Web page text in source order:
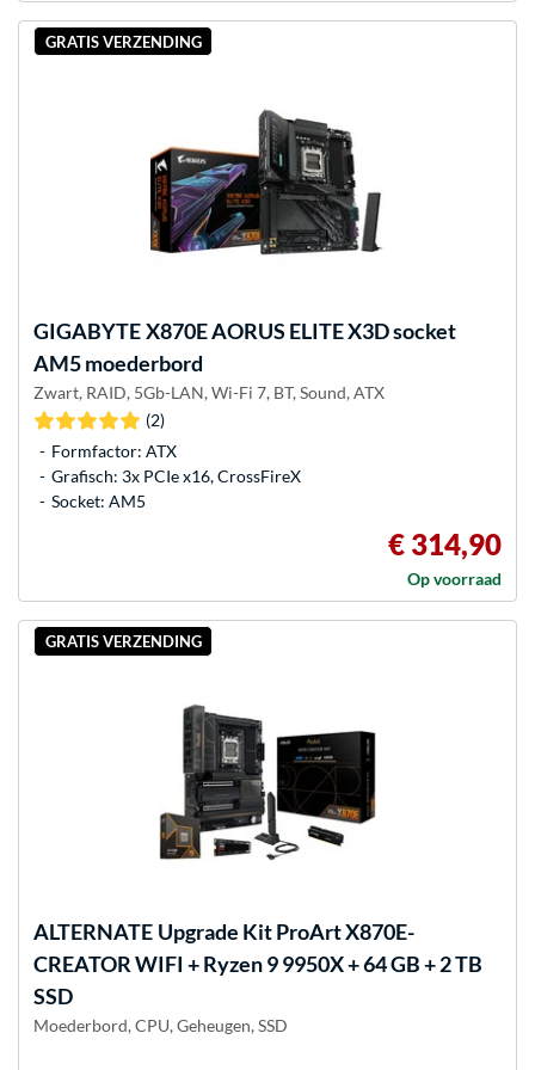
GRATIS VERZENDING
GIGABYTEX870E AORUS ELITE X3D socket
AM5 moederbord
Zwart, RAID, 5Gb-LAN, Wi-Fi 7, BT, Sound, ATX
(2)
Formfactor: ATX
Grafisch: 3x PCIe x16, CrossFireX
Socket: AM5
€ 314,90
Op voorraad
GRATIS VERZENDING
ALTERNATE Upgrade Kit ProArt X870E-
CREATOR WIFI + Ryzen 9 9950X + 64 GB + 2 TB
SSD
Moederbord, CPU, Geheugen, SSD